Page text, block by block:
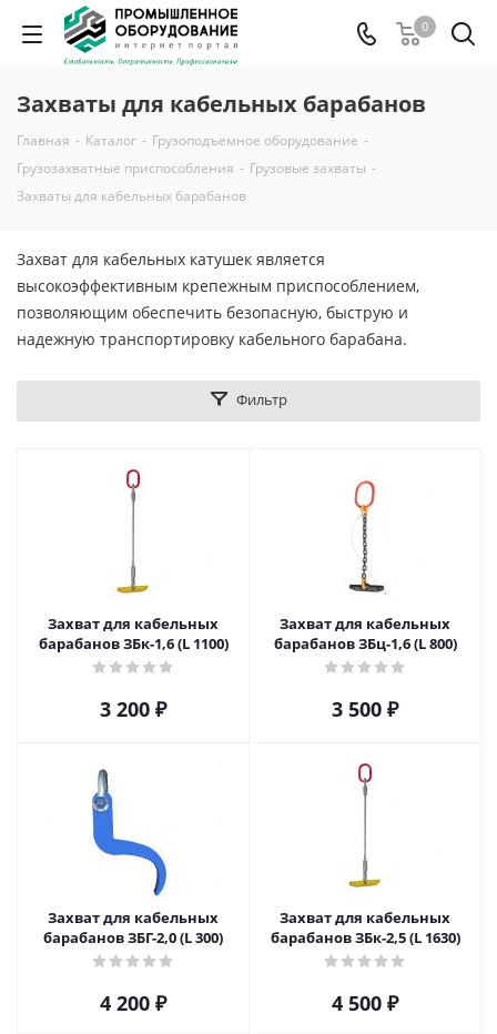
0
Захваты для кабельных барабанов
Главная - Каталог - Грузоподъемное оборудование -
Грузозахватные приспособления - Грузовые захваты -
Захваты для кабельных барабанов
Захват для кабельных катушек является
высокоэффективным крепежным приспособлением,
позволяющим обеспечить безопасную, быструю и
надежную транспортировку кабельного барабана.
Фильтр
Захват для кабельных
барабанов ЗБк-1,6 (L 1100)
3 200 ₽
Захват для кабельных
барабанов ЗБц-1,6 (L 800)
3 500 ₽
Захват для кабельных
барабанов ЗБГ-2,0 (L 300)
4 200 ₽
Захват для кабельных
барабанов ЗБк-2,5 (L 1630)
4 500 ₽